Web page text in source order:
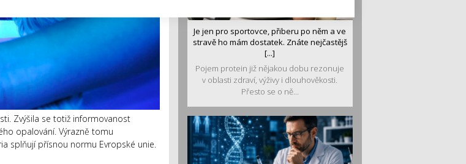
Zvýšila se totiž informovanost
opalování. Výrazně tomu
splňují přísnou normu Evropské unie.
Je jen pro sportovce, přiberu po něm a ve
stravě ho mám dostatek. Znáte nejčastějš
[...]
Pojem protein již nějakou dobu rezonuje
v oblasti zdraví, výživy i dlouhověkosti.
Přesto se o ně...